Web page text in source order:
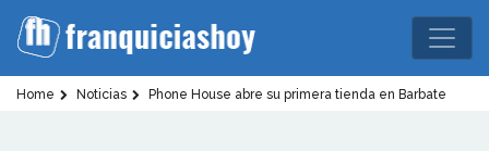
Home Noticias Phone House abre su primera tienda en Barbate